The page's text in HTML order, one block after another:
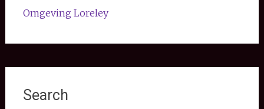
Omgeving Loreley
Search